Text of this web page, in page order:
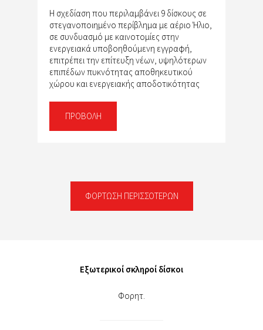
Η σχεδίαση που περιλαμβάνει 9 δίσκους σε
στεγανοποιημένο περίβλημα με αέριο Ήλιο,
σε συνδυασμό με καινοτομίες στην
ενεργειακά υποβοηθούμενη εγγραφή,
επιτρέπει την επίτευξη νέων, υψηλότερων
επιπέδων πυκνότητας αποθηκευτικού
χώρου και ενεργειακής αποδοτικότητας
ΠΡΟΒΟΛΉ
ΦΌΡΤΩΣΗ ΠΕΡΙΣΣΌΤΕΡΩΝ
Εξωτερικοί σκληροί δίσκοι
Φορητ.